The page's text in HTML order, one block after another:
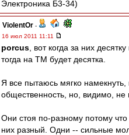
Электроника Б3-34)
ViolentOr -
16 июл 2011 11:11
porcus , вот когда за них
тогда на ТМ будет десятка.
Я все пытаюсь мягко намекнуть,
общественность, но, видимо, не
Они стоя по-разному потому что
них разный. Одни -- сильные